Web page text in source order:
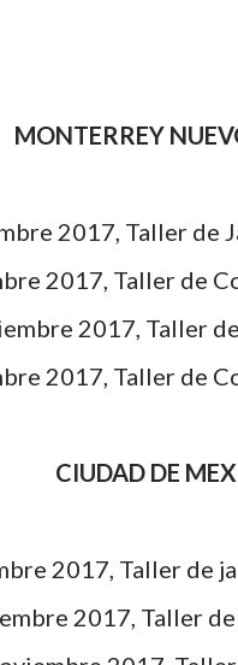
MONTERREY
2017, Taller de
2017, Taller de
2017, Taller
2017, Taller de
CIUDAD DE
2017, Taller de
2017, Taller